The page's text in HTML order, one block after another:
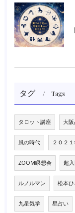
タグ Tags
タロット講座 大
風の時代 ２０２
ZOOM瞑想会 超
ルノルマン 松本
九星気学 星占い